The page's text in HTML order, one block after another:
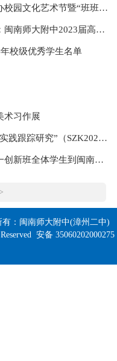
闽南师范大学附中（漳州二中）举办校园文化艺术节暨“班班有歌声”比赛活动
十八征程立壮志，踔厉奋发战百日：闽南师大附中2023届高三成人礼暨高考百日誓师大会
校级优秀学生名单
习作展
“八个相统一视阈下劳动教育进学校实践跟踪研究”（SZK202129）市级课题组举行成果汇演
科技引领发展，创新决定未来：高一创新班全体学生到闽南师范大学观摩物理大观园活动
：闽南师大附中(漳州二中)
安备 35060202000275